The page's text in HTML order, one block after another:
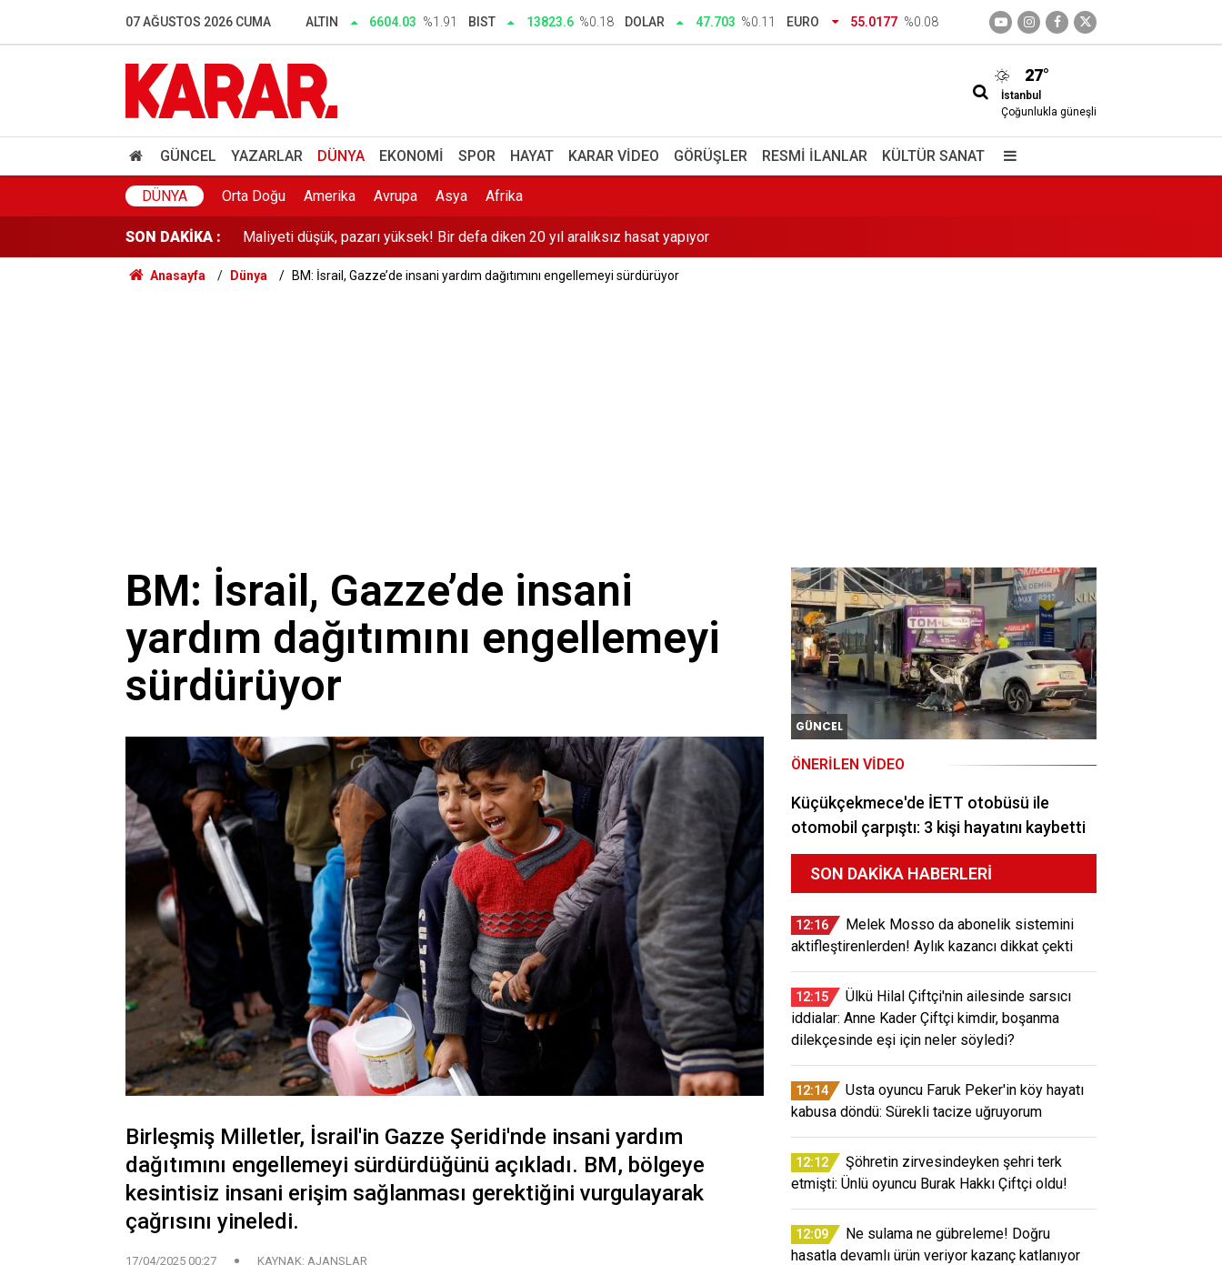
07 AĞUSTOS 2026 CUMA ALTIN 6604.03 %1.91 BIST 13823.6 %0.18 DOLAR 47.703 %0.11 EURO 55.0177 %0.08
27°
İstanbul
Çoğunlukla güneşli
GÜNCEL YAZARLAR DÜNYA EKONOMI SPOR HAYAT KARAR VIDEO GÖRÜŞLER RESMI İLANLAR KÜLTÜR SANAT
DÜNYA Orta Doğu Amerika Avrupa Asya Afrika
SON DAKİKA :
Üniversite kayıtları ne zaman başlıyor, ayın kaçında? 2026-2027 YKS e-Kayıt ekranı ve üniversite kaydı için istenen belgeler
Menderes Belediyesi soruşturmasında 16 kişi adliyede
'Garantili vize' vaatlerine 3 aylık reklam yasağı
Maliyeti düşük, pazarı yüksek! Bir defa diken 20 yıl aralıksız hasat yapıyor
YENİ Parti’ye YSK’da temsil hakkı: Sırada sandık kurulları var
30 ilde IŞİD operasyonu: 104 şüpheli yakalandı
Anasayfa Dünya BM: İsrail, Gazze’de insani yardım dağıtımını engellemeyi sürdürüyor
BM: İsrail, Gazze’de insani
yardım dağıtımını engellemeyi
sürdürüyor
Birleşmiş Milletler, İsrail'in Gazze Şeridi'nde insani yardım
dağıtımını engellemeyi sürdürdüğünü açıkladı. BM, bölgeye
kesintisiz insani erişim sağlanması gerektiğini vurgulayarak
çağrısını yineledi.
17/04/2025 00:27 KAYNAK: AJANSLAR
GÜNCEL
ÖNERILEN VIDEO
Küçükçekmece'de İETT otobüsü ile
otomobil çarpıştı: 3 kişi hayatını kaybetti
SON DAKIKA HABERLERI
12:16
Melek Mosso da abonelik sistemini
aktifleştirenlerden! Aylık kazancı dikkat çekti
12:15
Ülkü Hilal Çiftçi'nin ailesinde sarsıcı
iddialar: Anne Kader Çiftçi kimdir, boşanma
dilekçesinde eşi için neler söyledi?
12:14
Usta oyuncu Faruk Peker'in köy hayatı
kabusa döndü: Sürekli tacize uğruyorum
12:12
Şöhretin zirvesindeyken şehri terk
etmişti: Ünlü oyuncu Burak Hakkı Çiftçi oldu!
12:09
Ne sulama ne gübreleme! Doğru
hasatla devamlı ürün veriyor kazanç katlanıyor